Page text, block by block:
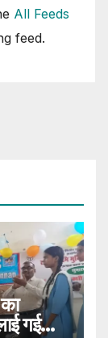
All Feeds
feed.
गई